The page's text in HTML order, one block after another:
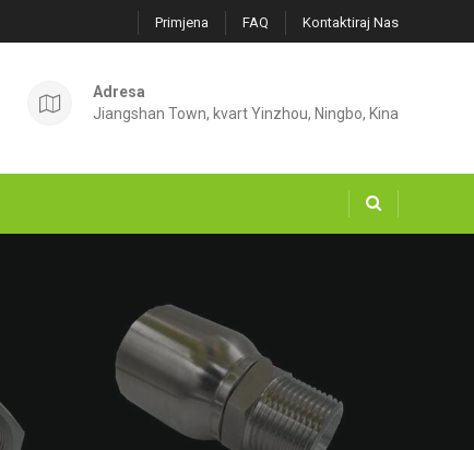
Primjena FAQ Kontaktiraj Nas
Adresa
Jiangshan Town, kvart Yinzhou, Ningbo, Kina